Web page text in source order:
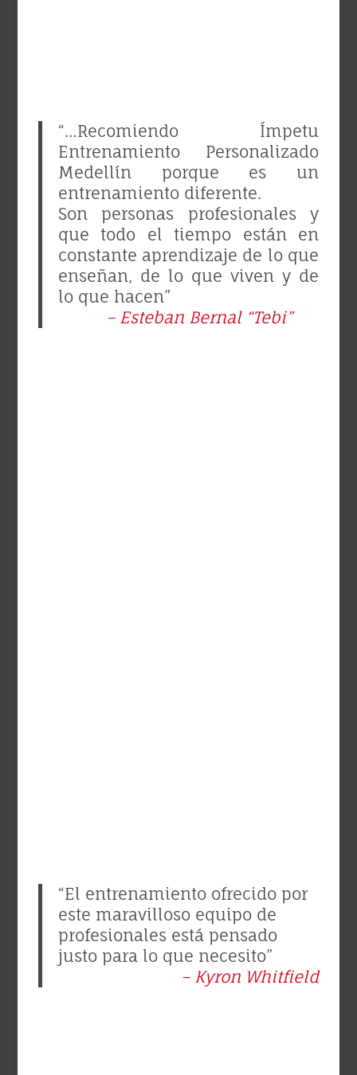
“…Recomiendo Ímpetu
Entrenamiento Personalizado
Medellín porque es un
entrenamiento diferente.
Son personas profesionales y
que todo el tiempo están en
constante aprendizaje de lo que
enseñan, de lo que viven y de
lo que hacen”
– Esteban Bernal “Tebi”
“El entrenamiento ofrecido por
este maravilloso equipo de
profesionales está pensado
justo para lo que necesito”
– Kyron Whitfield